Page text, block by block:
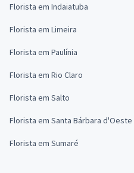
Florista em Indaiatuba
Florista em Limeira
Florista em Paulínia
Florista em Rio Claro
Florista em Salto
Florista em Santa Bárbara d'Oeste
Florista em Sumaré